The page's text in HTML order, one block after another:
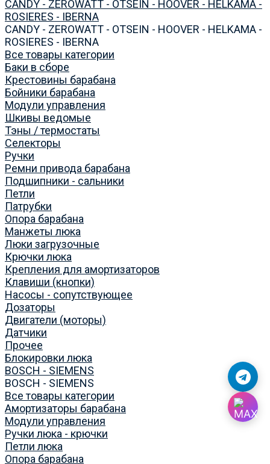
CANDY - ZEROWATT - OTSEIN - HOOVER - HELKAMA -
ROSIERES - IBERNA
CANDY - ZEROWATT - OTSEIN - HOOVER - HELKAMA -
ROSIERES - IBERNA
Все товары категории
Баки в сборе
Крестовины барабана
Бойники барабана
Модули управления
Шкивы ведомые
Тэны / термостаты
Селекторы
Ручки
Ремни привода барабана
Подшипники - сальники
Петли
Патрубки
Опора барабана
Манжеты люка
Люки загрузочные
Крючки люка
Крепления для амортизаторов
Клавиши (кнопки)
Насосы - сопутствующее
Дозаторы
Двигатели (моторы)
Датчики
Прочее
Блокировки люка
BOSCH - SIEMENS
BOSCH - SIEMENS
Все товары категории
Амортизаторы барабана
Модули управления
Ручки люка - крючки
Петли люка
Опора барабана